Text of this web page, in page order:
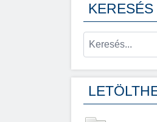
KERESÉS